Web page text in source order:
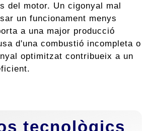
del motor. Un cigonyal mal
un funcionament menys
a una major producció
d'una combustió incompleta o
optimitzat contribueix a un
tecnològics